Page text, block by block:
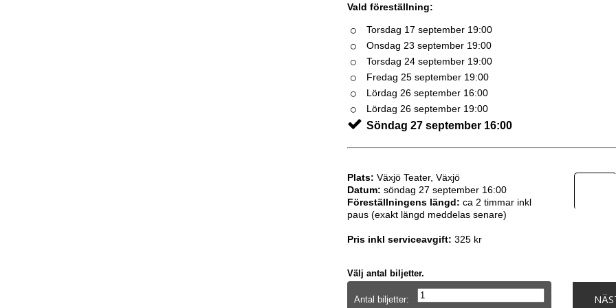
Vald föreställning:
Torsdag 17 september 19:00
Onsdag 23 september 19:00
Torsdag 24 september 19:00
Fredag 25 september 19:00
Lördag 26 september 16:00
Lördag 26 september 19:00
Söndag 27 september 16:00
Plats: Växjö Teater, Växjö
Datum: söndag 27 september 16:00
Föreställningens längd: ca 2 timmar inkl
paus (exakt längd meddelas senare)
Pris inkl serviceavgift: 325 kr
Välj antal biljetter.
Antal biljetter: